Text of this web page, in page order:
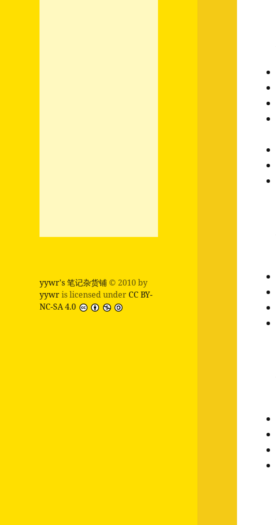
yywr's 笔记杂货铺 © 2010 by
yywris licensed under CC BY-
NC-SA 4.0